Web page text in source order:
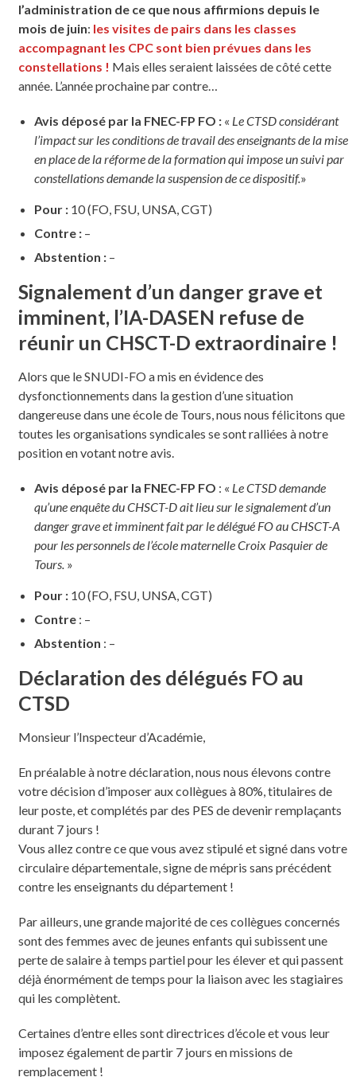
l’administration de ce que nous affirmions depuis le
mois de juin: les visites de pairs dans les classes
accompagnant les CPC sont bien prévues dans les
constellations ! Mais elles seraient laissées de côté cette
année. L’année prochaine par contre…
Avis déposé par la FNEC-FP FO : « Le CTSD considérant
l’impact sur les conditions de travail des enseignants de la mise
en place de la réforme de la formation qui impose un suivi par
constellations demande la suspension de ce dispositif.»
Pour :10 (FO, FSU, UNSA, CGT)
Contre :–
Abstention :–
Signalement d’un danger grave et
imminent, l’IA-DASEN refuse de
réunir un CHSCT-D extraordinaire !
Alors que le SNUDI-FO a mis en évidence des
dysfonctionnements dans la gestion d’une situation
dangereuse dans une école de Tours, nous nous félicitons que
toutes les organisations syndicales se sont ralliées à notre
position en votant notre avis.
Avis déposé par la FNEC-FP FO : « Le CTSD demande
qu’une enquête du CHSCT-D ait lieu sur le signalement d’un
danger grave et imminent fait par le délégué FO au CHSCT-A
pour les personnels de l’école maternelle Croix Pasquier de
Tours. »
Pour : 10 (FO, FSU, UNSA, CGT)
Contre : –
Abstention : –
Déclaration des délégués FO au
CTSD
Monsieur l’Inspecteur d’Académie,
En préalable à notre déclaration, nous nous élevons contre
votre décision d’imposer aux collègues à 80%, titulaires de
leur poste, et complétés par des PES de devenir remplaçants
durant 7 jours !
Vous allez contre ce que vous avez stipulé et signé dans votre
circulaire départementale, signe de mépris sans précédent
contre les enseignants du département !
Par ailleurs, une grande majorité de ces collègues concernés
sont des femmes avec de jeunes enfants qui subissent une
perte de salaire à temps partiel pour les élever et qui passent
déjà énormément de temps pour la liaison avec les stagiaires
qui les complètent.
Certaines d’entre elles sont directrices d’école et vous leur
imposez également de partir 7 jours en missions de
remplacement !